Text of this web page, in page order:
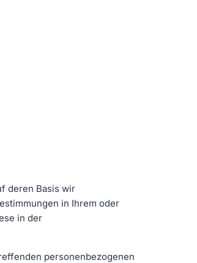
deren Basis wir
in Ihrem oder
in der
personenbezogenen